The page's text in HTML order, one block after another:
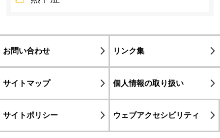
お問い合わせ リンク集
サイトマップ 個人情報の取り扱い
サイトポリシー ウェブアクセシビリティ